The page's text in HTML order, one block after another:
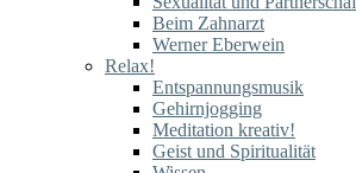
Beim Zahnarzt
Werner Eberwein
Relax!
Entspannungsmusik
Gehirnjogging
Meditation kreativ!
Geist und Spiritualität